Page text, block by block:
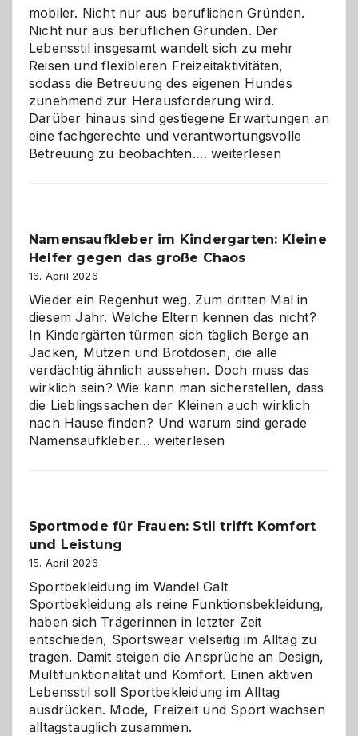
mobiler. Nicht nur aus beruflichen Gründen.
Nicht nur aus beruflichen Gründen. Der
Lebensstil insgesamt wandelt sich zu mehr
Reisen und flexibleren Freizeitaktivitäten,
sodass die Betreuung des eigenen Hundes
zunehmend zur Herausforderung wird.
Darüber hinaus sind gestiegene Erwartungen an
eine fachgerechte und verantwortungsvolle
Betreuung zu beobachten.…Betreuung
ist
eine
Wahl?
weiterlesen
Namensaufkleber im Kindergarten: Kleine
Helfer gegen das große Chaos
16. April 2026
Wieder ein Regenhut weg. Zum dritten Mal in
diesem Jahr. Welche Eltern kennen das nicht?
In Kindergärten türmen sich täglich Berge an
Jacken, Mützen und Brotdosen, die alle
verdächtig ähnlich aussehen. Doch muss das
wirklich sein? Wie kann man sicherstellen, dass
die Lieblingssachen der Kleinen auch wirklich
nach Hause finden? Und warum sind gerade
Namensaufkleber…Namensaufkleber
gegen
Chaos
weiterlesen
Sportmode für Frauen: Stil trifft Komfort
und Leistung
15. April 2026
Sportbekleidung im Wandel Galt
Sportbekleidung als reine Funktionsbekleidung,
haben sich Trägerinnen in letzter Zeit
entschieden, Sportswear vielseitig im Alltag zu
tragen. Damit steigen die Ansprüche an Design,
Multifunktionalität und Komfort. Einen aktiven
Lebensstil soll Sportbekleidung im Alltag
ausdrücken. Mode, Freizeit und Sport wachsen
alltagstauglich zusammen.